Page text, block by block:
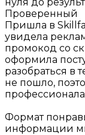
Проверенный
Пришла в
увидела
промокод со
оформила
разобраться в
не пошло,
Формат
информации